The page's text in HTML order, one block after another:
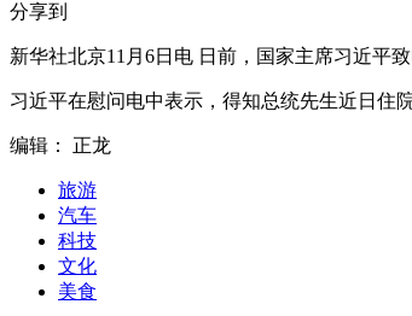
分享到
新华社北京11月6日电 日前，国家主席习近平
习近平在慰问电中表示，得知总统先生近日住
编辑： 正龙
旅游
汽车
科技
文化
美食